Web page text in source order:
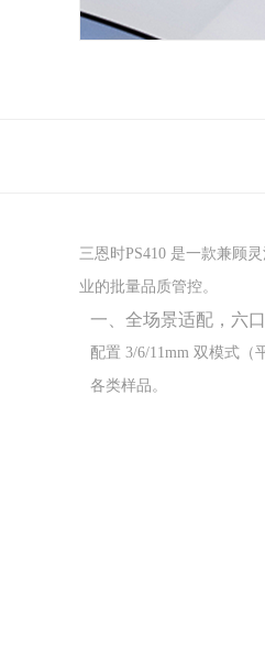
三恩时PS410 是一款兼顾
业的批量品质管控。
一、全场景适配，六
配置 3/6/11mm 双模式
各类样品。